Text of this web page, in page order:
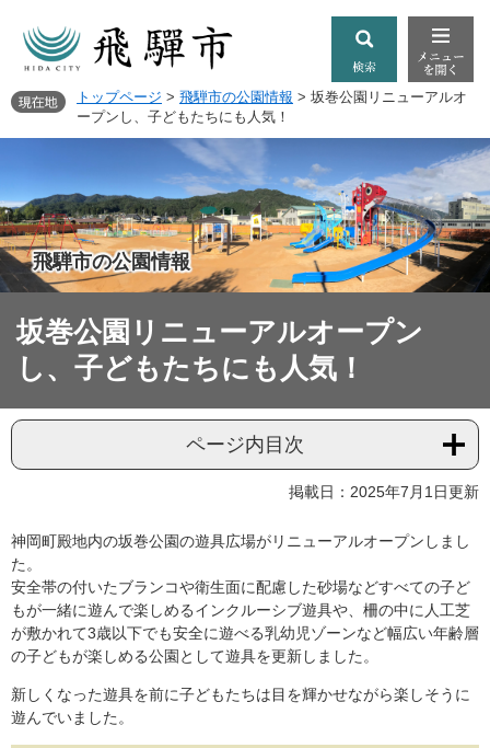
トップページ > 飛騨市の公園情報 > 坂巻公園リニューアルオ
ープンし、子どもたちにも人気！
飛騨市の公園情報
坂巻公園リニューアルオープン
し、子どもたちにも人気！
ページ内目次
掲載日：2025年7月1日更新
神岡町殿地内の坂巻公園の遊具広場がリニューアルオープンしまし
た。
安全帯の付いたブランコや衛生面に配慮した砂場などすべての子ど
もが一緒に遊んで楽しめるインクルーシブ遊具や、柵の中に人工芝
が敷かれて3歳以下でも安全に遊べる乳幼児ゾーンなど幅広い年齢層
の子どもが楽しめる公園として遊具を更新しました。
新しくなった遊具を前に子どもたちは目を輝かせながら楽しそうに
遊んでいました。